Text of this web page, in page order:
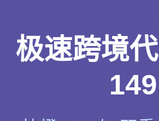
极速跨境
149